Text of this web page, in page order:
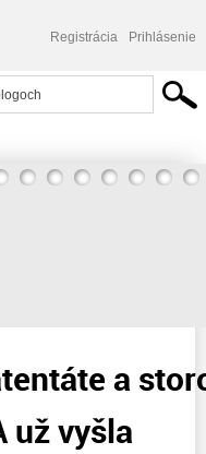
Registrácia Prihlásenie
Ročenka DAV DVA už vyšla
a
už vyšla